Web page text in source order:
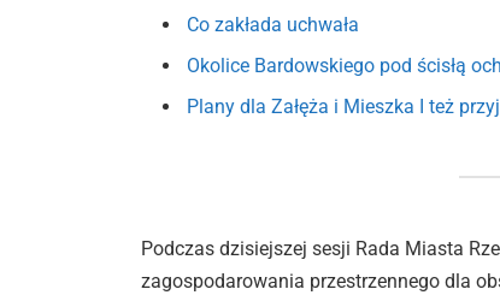
Co zakłada uchwała
Okolice Bardowskiego pod ścisłą
Plany dla Załęża i Mieszka I też
Podczas dzisiejszej sesji Rada Miasta
zagospodarowania przestrzennego dla